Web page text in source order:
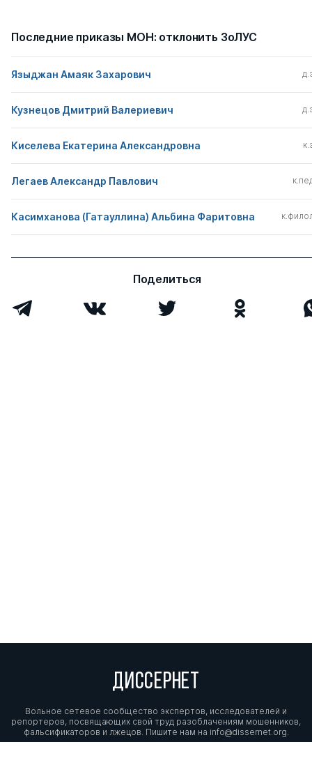
Последние приказы МОН: отклонить ЗоЛУС
Языджан Амаяк Захарович
Кузнецов Дмитрий Валериевич
Киселева Екатерина Александровна
Легаев Александр Павлович
Касимханова (Гатауллина) Альбина Фаритовна
Поделиться
ДИССЕРНЕТ
Вольное сетевое сообщество экспертов, исследователей и
репортеров, посвящающих свой труд разоблачениям мошенников,
фальсификаторов и лжецов. Пишите нам на info@dissernet.org.